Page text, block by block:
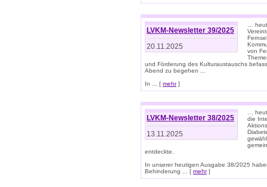
LVKM-Newsletter 39/2025
20.11.2025
…
von
und Förderung des Kulturaustauschs
Abend zu begehen ...
In ... [ mehr]
LVKM-Newsletter 38/2025
13.11.2025
…
die
entdeckte.
In unserer heutigen Ausgabe 38/2025
Behinderung ... [ mehr]